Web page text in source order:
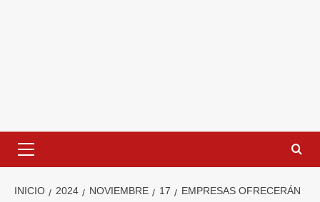
INICIO 2024 NOVIEMBRE 17
EMPRESAS OFRECERÁN